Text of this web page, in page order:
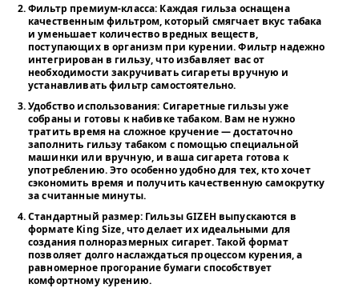
Фильтр премиум-класса: Каждая гильза оснащена
качественным фильтром, который смягчает вкус табака
и уменьшает количество вредных веществ,
поступающих в организм при курении. Фильтр надежно
интегрирован в гильзу, что избавляет вас от
необходимости закручивать сигареты вручную и
устанавливать фильтр самостоятельно.
Удобство использования: Сигаретные гильзы уже
собраны и готовы к набивке табаком. Вам не нужно
тратить время на сложное кручение — достаточно
заполнить гильзу табаком с помощью специальной
машинки или вручную, и ваша сигарета готова к
употреблению. Это особенно удобно для тех, кто хочет
сэкономить время и получить качественную самокрутку
за считанные минуты.
Стандартный размер: Гильзы GIZEH выпускаются в
формате King Size, что делает их идеальными для
создания полноразмерных сигарет. Такой формат
позволяет долго наслаждаться процессом курения, а
равномерное прогорание бумаги способствует
комфортному курению.